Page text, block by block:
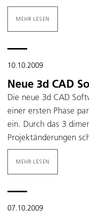
MEHR LESEN
10.10.2009
Neue 3d CAD
Die neue 3d CAD
einer ersten Phase
ein. Durch das 3
Projektänderungen
MEHR LESEN
07.10.2009